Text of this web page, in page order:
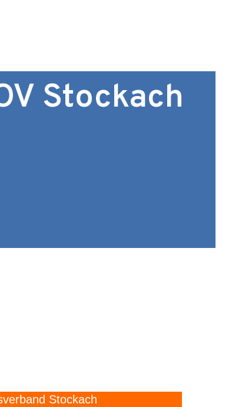
Stockach
Stockach